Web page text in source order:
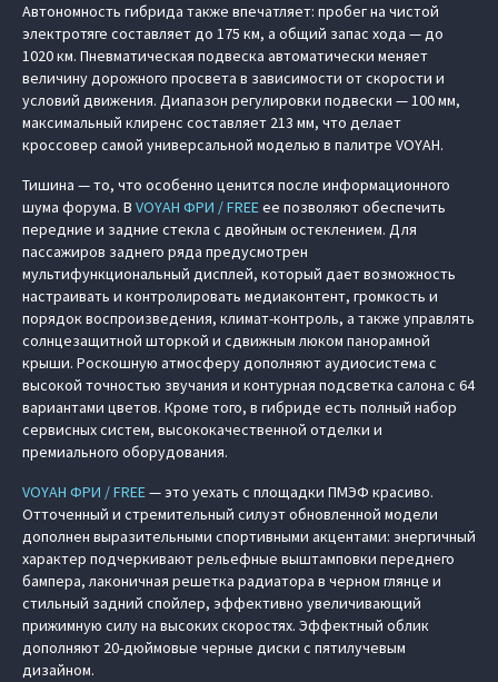
Автономность гибрида также впечатляет: пробег на чистой
электротяге составляет до 175 км, а общий запас хода — до
1020 км. Пневматическая подвеска автоматически меняет
величину дорожного просвета в зависимости от скорости и
условий движения. Диапазон регулировки подвески — 100 мм,
максимальный клиренс составляет 213 мм, что делает
кроссовер самой универсальной моделью в палитре VOYAH.
Тишина — то, что особенно ценится после информационного
шума форума. В VOYAH ФРИ / FREEее позволяют обеспечить
передние и задние стекла с двойным остеклением. Для
пассажиров заднего ряда предусмотрен
мультифункциональный дисплей, который дает возможность
настраивать и контролировать медиаконтент, громкость и
порядок воспроизведения, климат-контроль, а также управлять
солнцезащитной шторкой и сдвижным люком панорамной
крыши. Роскошную атмосферу дополняют аудиосистема с
высокой точностью звучания и контурная подсветка салона с 64
вариантами цветов. Кроме того, в гибриде есть полный набор
сервисных систем, высококачественной отделки и
премиального оборудования.
VOYAH ФРИ / FREE— это уехать с площадки ПМЭФ красиво.
Отточенный и стремительный силуэт обновленной модели
дополнен выразительными спортивными акцентами: энергичный
характер подчеркивают рельефные выштамповки переднего
бампера, лаконичная решетка радиатора в черном глянце и
стильный задний спойлер, эффективно увеличивающий
прижимную силу на высоких скоростях. Эффектный облик
дополняют 20-дюймовые черные диски с пятилучевым
дизайном.